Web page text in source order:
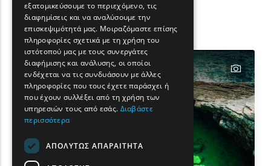
Φίλτρα
Αναζήτησης
Show map on mouse hover
Περάστε το ποντίκι για εμφάνιση στον
text
FRENCH
BULGARIAN
ROMANIAN
TURKISH
εξατομικεύσουμε το περιεχόμενο, τις
διαφημίσεις και να αναλύσουμε την
επισκεψιμότητά μας. Μοιραζόμαστε επίσης
πληροφορίες σχετικά με τη χρήση του
ιστότοπού μας με τους συνεργάτες
διαφήμισης και ανάλυσης, οι οποίοι
ενδέχεται να τις συνδυάσουν με άλλες
πληροφορίες που τους έχετε παράσχει ή
που έχουν συλλέξει από τη χρήση των
υπηρεσιών τους από εσάς. Διαβάστε
περισσότερα
ΑΠΟΛΥΤΩΣ ΑΠΑΡΑΙΤΗΤΑ